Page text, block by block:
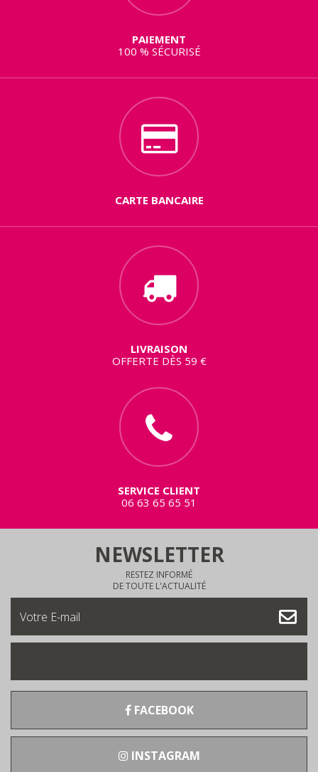
PAIEMENT
100 % SÉCURISÉ
CARTE BANCAIRE
LIVRAISON
OFFERTE DÈS 59 €
SERVICE CLIENT
06 63 65 65 51
NEWSLETTER
RESTEZ INFORMÉ
DE TOUTE L'ACTUALITÉ
FACEBOOK
INSTAGRAM